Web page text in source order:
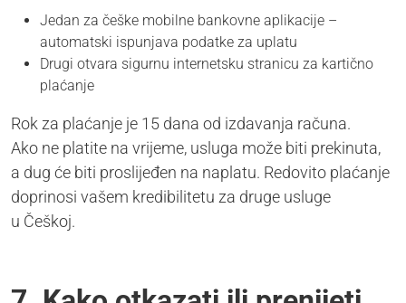
Jedan za češke mobilne bankovne aplikacije –
automatski ispunjava podatke za uplatu
Drugi otvara sigurnu internetsku stranicu za kartično
plaćanje
Rok za plaćanje je 15 dana od izdavanja računa.
Ako ne platite na vrijeme, usluga može biti prekinuta,
a dug će biti proslijeđen na naplatu. Redovito plaćanje
doprinosi vašem kredibilitetu za druge usluge
u Češkoj.